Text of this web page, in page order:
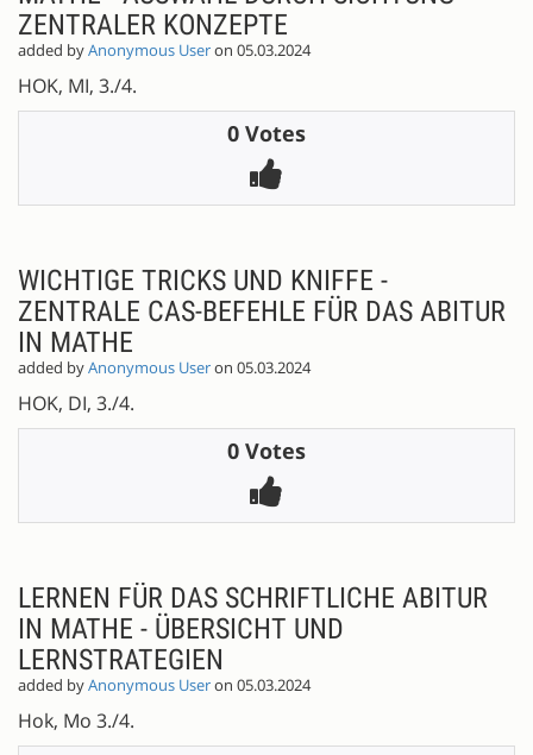
ZENTRALER KONZEPTE
added byAnonymous Useron 05.03.2024
HOK, MI, 3./4.
0 Votes
WICHTIGE TRICKS UND KNIFFE -
ZENTRALE CAS-BEFEHLE FÜR DAS ABITUR
IN MATHE
added byAnonymous Useron 05.03.2024
HOK, DI, 3./4.
0 Votes
LERNEN FÜR DAS SCHRIFTLICHE ABITUR
IN MATHE - ÜBERSICHT UND
LERNSTRATEGIEN
added byAnonymous Useron 05.03.2024
Hok, Mo 3./4.